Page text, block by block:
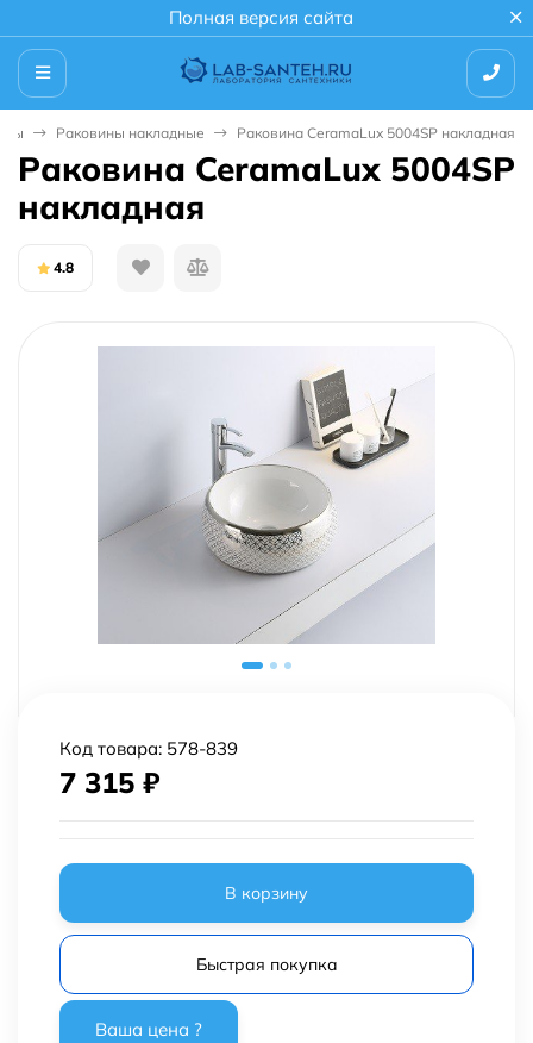
Полная версия сайта
Раковины накладные Раковина CeramaLux 5004SP накладная
Раковина CeramaLux 5004SP
накладная
4.8
Код товара: 578-839
7 315 ₽
В корзину
Быстрая покупка